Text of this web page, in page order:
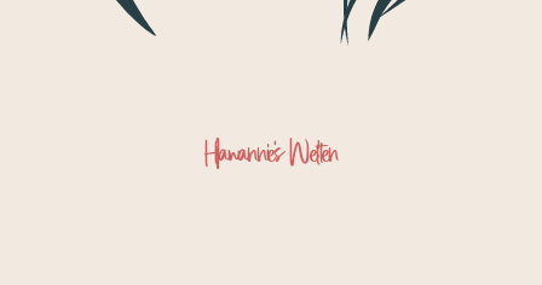
Hawannie's Welten